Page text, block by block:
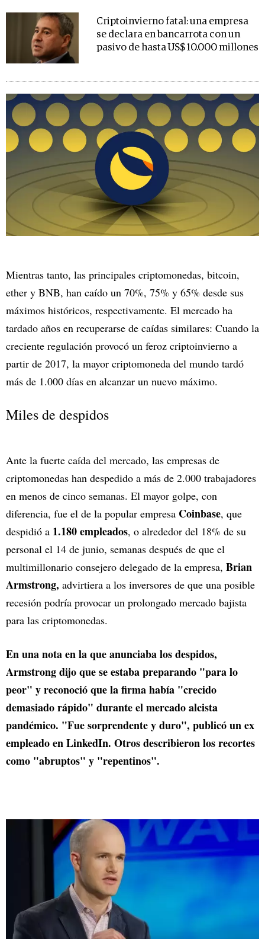
Criptoinvierno fatal: una empresa
se declara en bancarrota con un
pasivo de hasta US$ 10.000 millones
Mientras tanto, las principales criptomonedas, bitcoin,
ether y BNB, han caído un 70%, 75% y 65% desde sus
máximos históricos, respectivamente. El mercado ha
tardado años en recuperarse de caídas similares: Cuando la
creciente regulación provocó un feroz criptoinvierno a
partir de 2017, la mayor criptomoneda del mundo tardó
más de 1.000 días en alcanzar un nuevo máximo.
Miles de despidos
Ante la fuerte caída del mercado, las empresas de
criptomonedas han despedido a más de 2.000 trabajadores
en menos de cinco semanas. El mayor golpe, con
diferencia, fue el de la popular empresa Coinbase, que
despidió a 1.180 empleados, o alrededor del 18% de su
personal el 14 de junio, semanas después de que el
multimillonario consejero delegado de la empresa, Brian
Armstrong, advirtiera a los inversores de que una posible
recesión podría provocar un prolongado mercado bajista
para las criptomonedas.
En una nota en la que anunciaba los despidos,
Armstrong dijo que se estaba preparando "para lo
peor" y reconoció que la firma había "crecido
demasiado rápido" durante el mercado alcista
pandémico. "Fue sorprendente y duro", publicó un ex
empleado en LinkedIn. Otros describieron los recortes
como "abruptos" y "repentinos".